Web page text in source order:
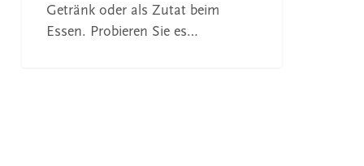
Getränk oder als Zutat beim
Essen. Probieren Sie es…